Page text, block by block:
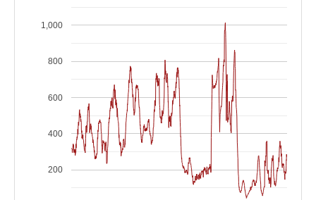
200
400
600
800
1,000